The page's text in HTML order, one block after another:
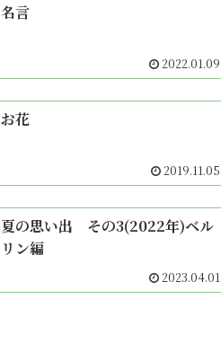
名言
2022.01.09
お花
2019.11.05
夏の思い出 その3(2022年)ベル
リン編
2023.04.01